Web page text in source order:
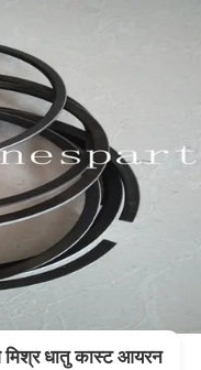
धातु कास्ट आयरन